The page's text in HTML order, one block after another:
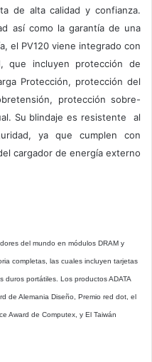
de alta calidad y confianza.
así como la garantía de una
el PV120 viene integrado con
que incluyen protección de
Protección, protección del
protección sobre-
Su blindaje es resistente al
ya que cumplen con
cargador de energía externo
del mundo en módulos DRAM y
completas, las cuales incluyen tarjetas
portátiles. Los productos ADATA
de Alemania Diseño, Premio red dot, el
Award de Computex, y El Taiwán